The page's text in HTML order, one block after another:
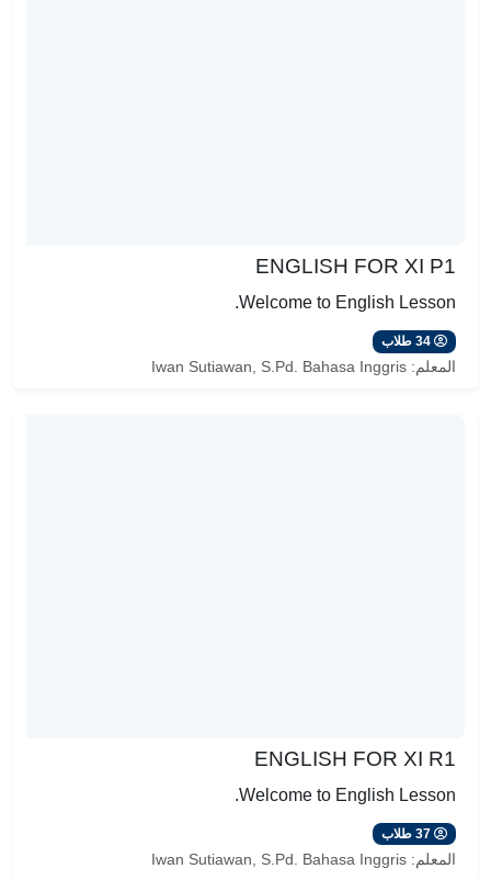
ENGLISH FOR XI P1
Welcome to English Lesson.
34 طلاب
المعلم: Iwan Sutiawan, S.Pd. Bahasa Inggris
ENGLISH FOR XI R1
Welcome to English Lesson.
37 طلاب
المعلم: Iwan Sutiawan, S.Pd. Bahasa Inggris